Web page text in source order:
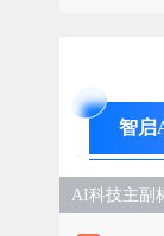
智启
AI科技主副